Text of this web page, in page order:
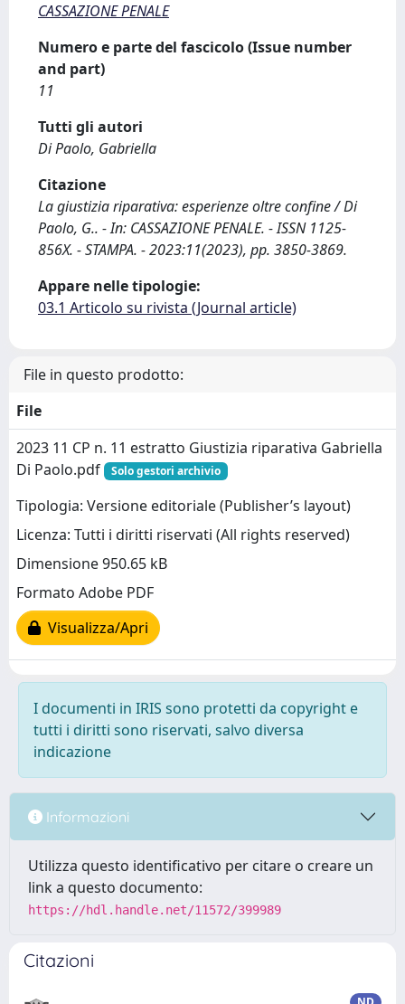
CASSAZIONE PENALE
Numero e parte del fascicolo (Issue number
and part)
11
Tutti gli autori
Di Paolo, Gabriella
Citazione
La giustizia riparativa: esperienze oltre confine / Di
Paolo, G.. - In: CASSAZIONE PENALE. - ISSN 1125-
856X. - STAMPA. - 2023:11(2023), pp. 3850-3869.
Appare nelle tipologie:
03.1 Articolo su rivista (Journal article)
File in questo prodotto:
File
2023 11 CP n. 11 estratto Giustizia riparativa Gabriella
Di Paolo.pdf
Solo gestori archivio
Tipologia: Versione editoriale (Publisher’s layout)
Licenza: Tutti i diritti riservati (All rights reserved)
Dimensione 950.65 kB
Formato Adobe PDF
Visualizza/Apri
I documenti in IRIS sono protetti da copyright e
tutti i diritti sono riservati, salvo diversa
indicazione
Informazioni
Utilizza questo identificativo per citare o creare un
link a questo documento:
https://hdl.handle.net/11572/399989
Citazioni